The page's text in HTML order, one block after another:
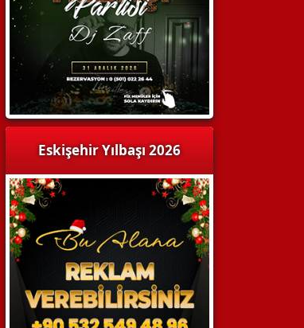
Eskişehir Yılbaşı 2026